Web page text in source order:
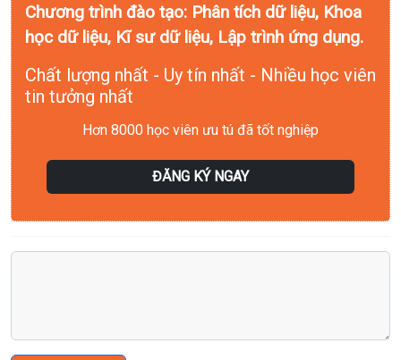
Chương trình đào tạo: Phân tích dữ liệu, Khoa
học dữ liệu, Kĩ sư dữ liệu, Lập trình ứng dụng.
Chất lượng nhất - Uy tín nhất - Nhiều học viên
tin tưởng nhất
Hơn 8000 học viên ưu tú đã tốt nghiệp
ĐĂNG KÝ NGAY